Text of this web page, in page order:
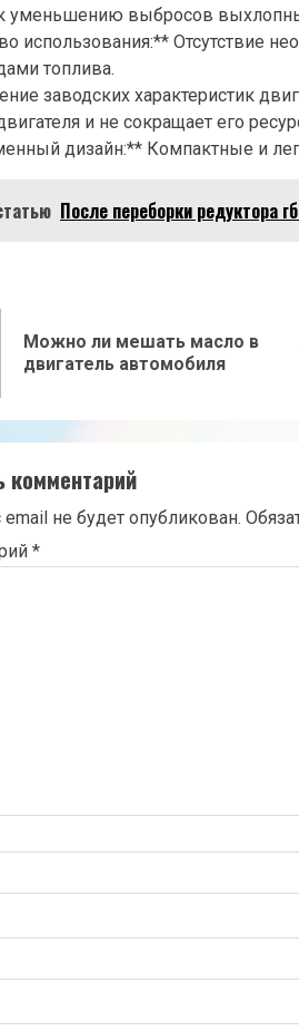
уменьшению выбросов
использования:** Отсутствие
топлива.
заводских характеристик
и не сокращает его
дизайн:** Компактные и
После переборки редуктора
Можно ли мешать масло в
двигатель автомобиля
комментарий
не будет опубликован.
*